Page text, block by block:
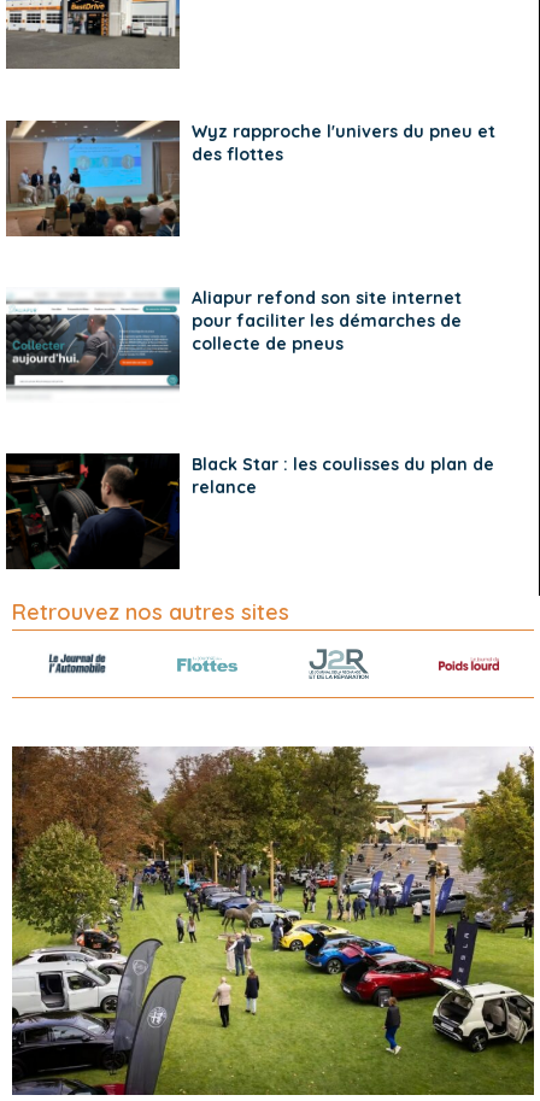
Wyz rapproche l'univers du pneu et
des flottes
Aliapur refond son site internet
pour faciliter les démarches de
collecte de pneus
Black Star : les coulisses du plan de
relance
Retrouvez nos autres sites